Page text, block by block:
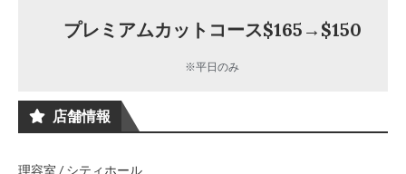
プレミアムカットコース$165→$150
※平日のみ
店舗情報
理容室 / シティホール